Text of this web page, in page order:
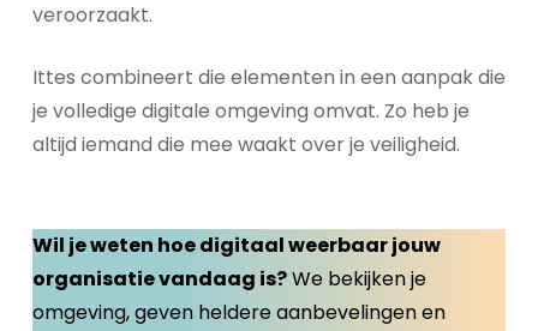
veroorzaakt.
Ittes combineert die elementen in een aanpak die
je volledige digitale omgeving omvat. Zo heb je
altijd iemand die mee waakt over je veiligheid.
Wil je weten hoe digitaal weerbaar jouw
organisatie vandaag is?We bekijken je
omgeving, geven heldere aanbevelingen en